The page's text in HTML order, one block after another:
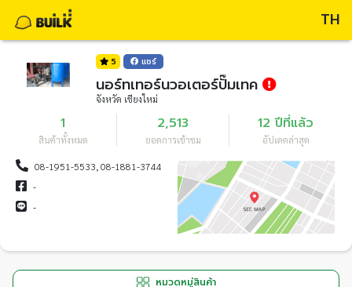
TH
5 แชร์
นอร์ทเทอร์นวอเตอร์ปั๊มเทค
จังหวัด เชียงใหม่
1
สินค้าทั้งหมด
2,513
ยอดการเข้าชม
12 ปีที่แล้ว
อัปเดตล่าสุด
08-1951-5533, 08-1881-3744
-
-
หมวดหมู่สินค้า